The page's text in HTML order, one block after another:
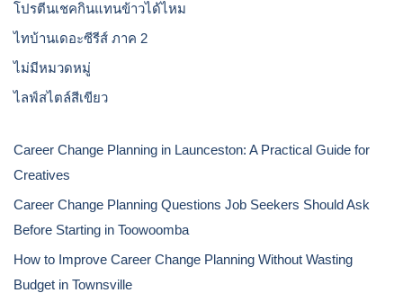
โปรตีนเชคกินแทนข้าวได้ไหม
ไทบ้านเดอะซีรีส์ ภาค 2
ไม่มีหมวดหมู่
ไลฟ์สไตล์สีเขียว
Career Change Planning in Launceston: A Practical Guide for
Creatives
Career Change Planning Questions Job Seekers Should Ask
Before Starting in Toowoomba
How to Improve Career Change Planning Without Wasting
Budget in Townsville